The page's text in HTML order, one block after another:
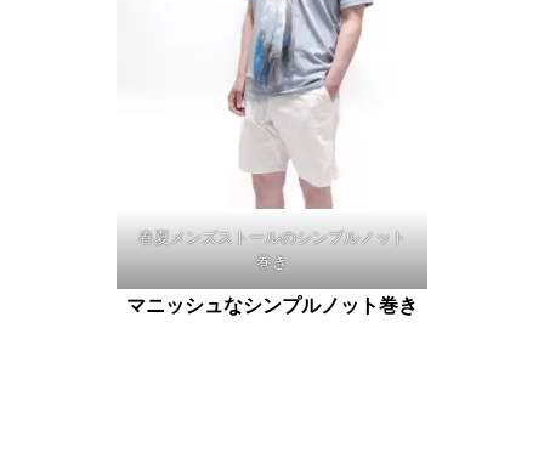
春夏メンズストールのシンプルノット
巻き
マニッシュなシンプルノット巻き